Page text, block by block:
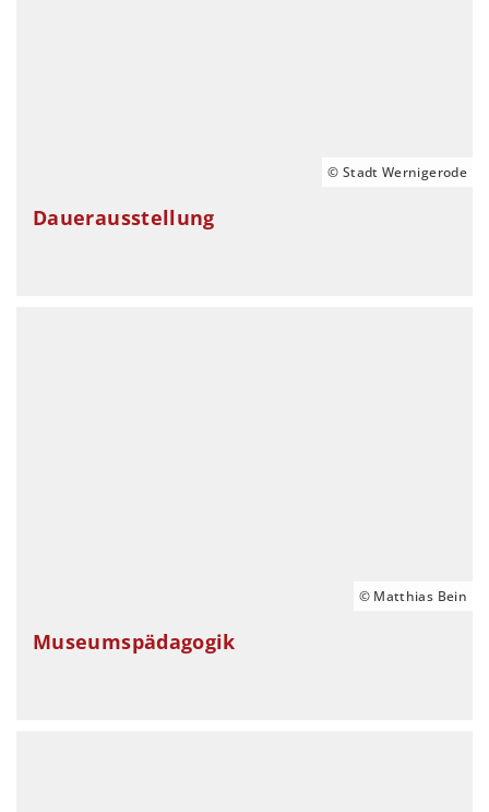
© Stadt Wernigerode
Dauerausstellung
© Matthias Bein
Museumspädagogik